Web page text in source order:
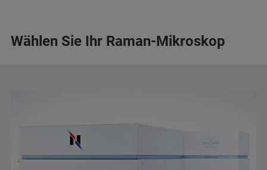
Wählen Sie Ihr Raman-Mikroskop